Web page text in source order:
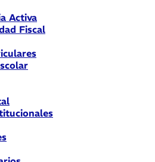
Activa
Fiscal